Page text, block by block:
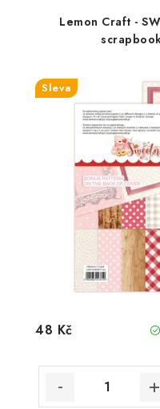
Lemon Craft -
Sleva
48 Kč